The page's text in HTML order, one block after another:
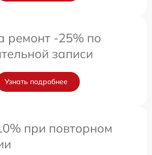
ремонт -25% по
записи
Узнать подробнее
при повторном